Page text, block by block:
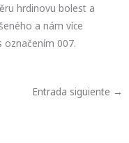
hrdinovu bolest a
a nám více
označením 007.
Entrada siguiente →